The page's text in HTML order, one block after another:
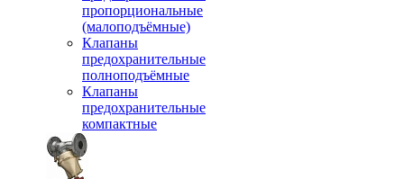
пропорциональные
(малоподъёмные)
Клапаны
предохранительные
полноподъёмные
Клапаны
предохранительные
компактные